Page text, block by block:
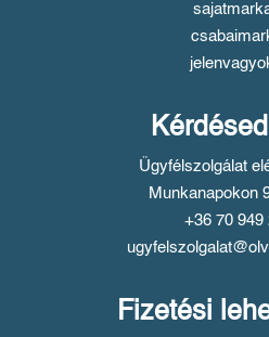
Ügyfélszolgálat
Munkanapokon
+36 70 949
Fizetési